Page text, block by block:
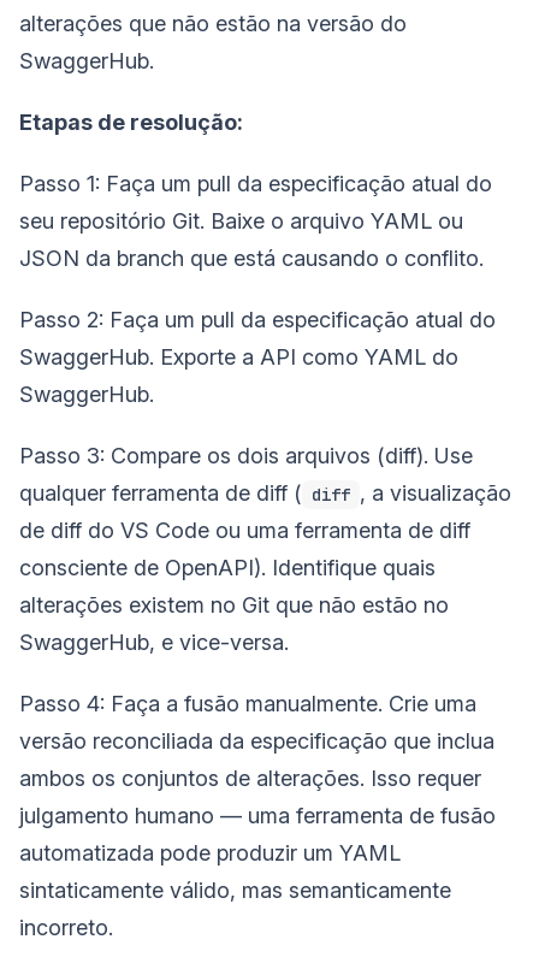
alterações que não estão na versão do
SwaggerHub.
Etapas de resolução:
Passo 1: Faça um pull da especificação atual do
seu repositório Git. Baixe o arquivo YAML ou
JSON da branch que está causando o conflito.
Passo 2: Faça um pull da especificação atual do
SwaggerHub. Exporte a API como YAML do
SwaggerHub.
Passo 3: Compare os dois arquivos (diff). Use
qualquer ferramenta de diff ( diff , a visualização
de diff do VS Code ou uma ferramenta de diff
consciente de OpenAPI). Identifique quais
alterações existem no Git que não estão no
SwaggerHub, e vice-versa.
Passo 4: Faça a fusão manualmente. Crie uma
versão reconciliada da especificação que inclua
ambos os conjuntos de alterações. Isso requer
julgamento humano — uma ferramenta de fusão
automatizada pode produzir um YAML
sintaticamente válido, mas semanticamente
incorreto.